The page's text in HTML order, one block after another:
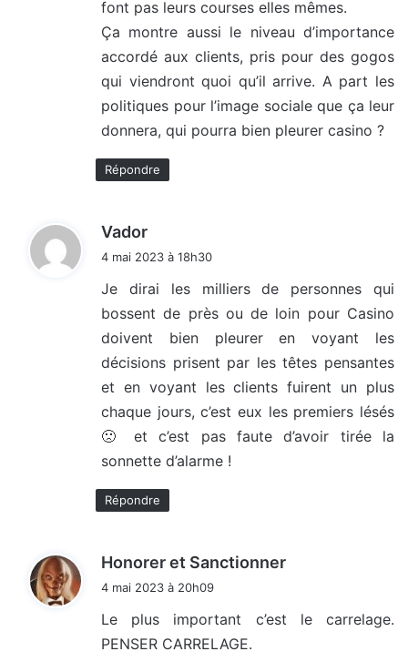
:
font pas leurs courses elles mêmes.
Ça montre aussi le niveau d’importance
accordé aux clients, pris pour des gogos
qui viendront quoi qu’il arrive. A part les
politiques pour l’image sociale que ça leur
donnera, qui pourra bien pleurer casino ?
Répondre
Vador
:
4 mai 2023 à 18h30
Je dirai les milliers de personnes qui
bossent de près ou de loin pour Casino
doivent bien pleurer en voyant les
décisions prisent par les têtes pensantes
et en voyant les clients fuirent un plus
chaque jours, c’est eux les premiers lésés
🙁 et c’est pas faute d’avoir tirée la
sonnette d’alarme !
Répondre
Honorer et Sanctionner
4 mai 2023 à 20h09
Le plus important c’est le carrelage.
PENSER CARRELAGE.